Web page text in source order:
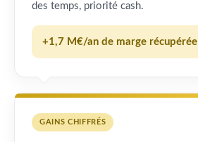
des temps, priorité cash.
+1,7 M€/an de marge récupérée
GAINS CHIFFRÉS